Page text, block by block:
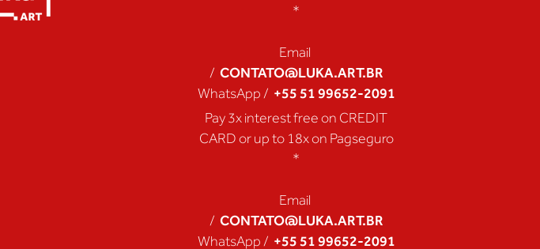
*
Email
/ CONTATO@LUKA.ART.BR
WhatsApp / +55 51 99652-2091
Pay 3x interest free on CREDIT
CARD or up to 18x on Pagseguro
*
Email
/ CONTATO@LUKA.ART.BR
WhatsApp / +55 51 99652-2091